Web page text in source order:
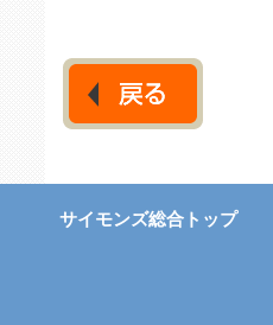
サイモンズ総合トップ